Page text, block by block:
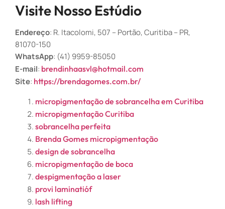
Visite Nosso Estúdio
Endereço: R. Itacolomi, 507 – Portão, Curitiba – PR,
81070-150
WhatsApp: (41) 9959-85050
E-mail: brendinhaasvl@hotmail.com
Site: https://brendagomes.com.br/
micropigmentação de sobrancelha em Curitiba
micropigmentação Curitiba
sobrancelha perfeita
Brenda Gomes micropigmentação
design de sobrancelha
micropigmentação de boca
despigmentação a laser
provi laminatióf
lash lifting